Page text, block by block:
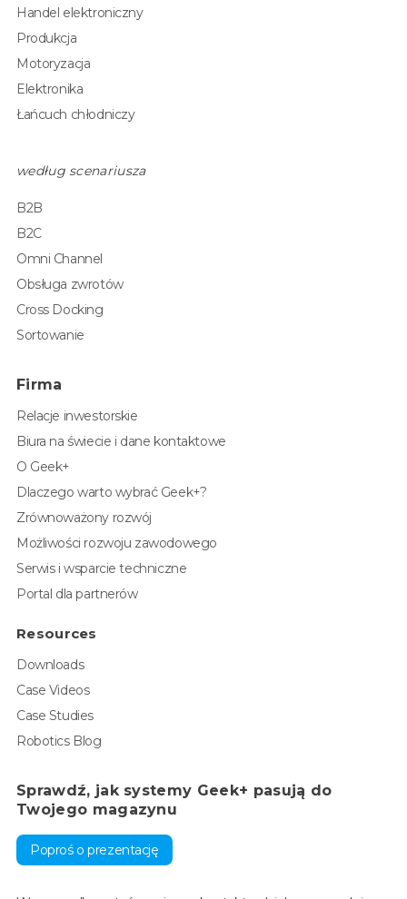
Handel elektroniczny
Produkcja
Motoryzacja
Elektronika
Łańcuch chłodniczy
według scenariusza
B2B
B2C
Omni Channel
Obsługa zwrotów
Cross Docking
Sortowanie
Firma
Relacje inwestorskie
Biura na świecie i dane kontaktowe
O Geek+
Dlaczego warto wybrać Geek+?
Zrównoważony rozwój
Możliwości rozwoju zawodowego
Serwis i wsparcie techniczne
Portal dla partnerów
Resources
Downloads
Case Videos
Case Studies
Robotics Blog
Sprawdź, jak systemy Geek+ pasują do
Twojego magazynu
Poproś o prezentację